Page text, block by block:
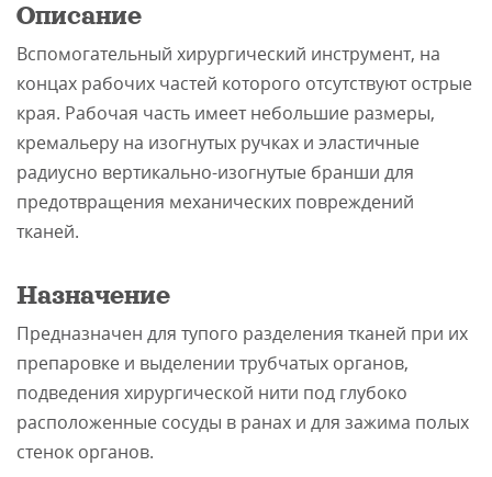
Описание
Вспомогательный хирургический инструмент, на
концах рабочих частей которого отсутствуют острые
края. Рабочая часть имеет небольшие размеры,
кремальеру на изогнутых ручках и эластичные
радиусно вертикально-изогнутые бранши для
предотвращения механических повреждений
тканей.
Назначение
Предназначен для тупого разделения тканей при их
препаровке и выделении трубчатых органов,
подведения хирургической нити под глубоко
расположенные сосуды в ранах и для зажима полых
стенок органов.